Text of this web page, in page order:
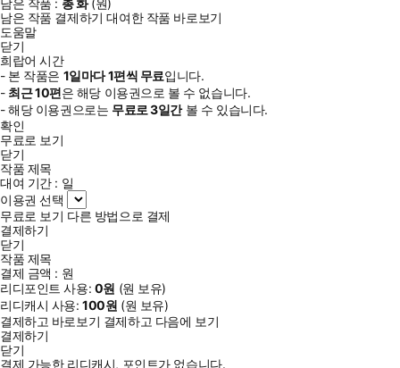
남은 작품 결제하기 대여한 작품 바로보기
도움말
닫기
희랍어 시간
- 본 작품은 1일마다1편씩 무료입니다.
- 최근10편은 해당 이용권으로 볼 수 없습니다.
- 해당 이용권으로는 무료로3일간볼 수 있습니다.
확인
무료로 보기
닫기
작품 제목
대여 기간 : 일
이용권 선택
무료로 보기 다른 방법으로 결제
결제하기
닫기
작품 제목
결제 금액 : 원
리디포인트 사용: 0원 (원 보유)
리디캐시 사용:100원 (원 보유)
결제하고 바로보기 결제하고 다음에 보기
결제하기
닫기
결제 가능한 리디캐시, 포인트가 없습니다.